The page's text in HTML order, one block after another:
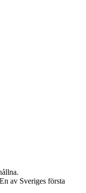
En av Sveriges första